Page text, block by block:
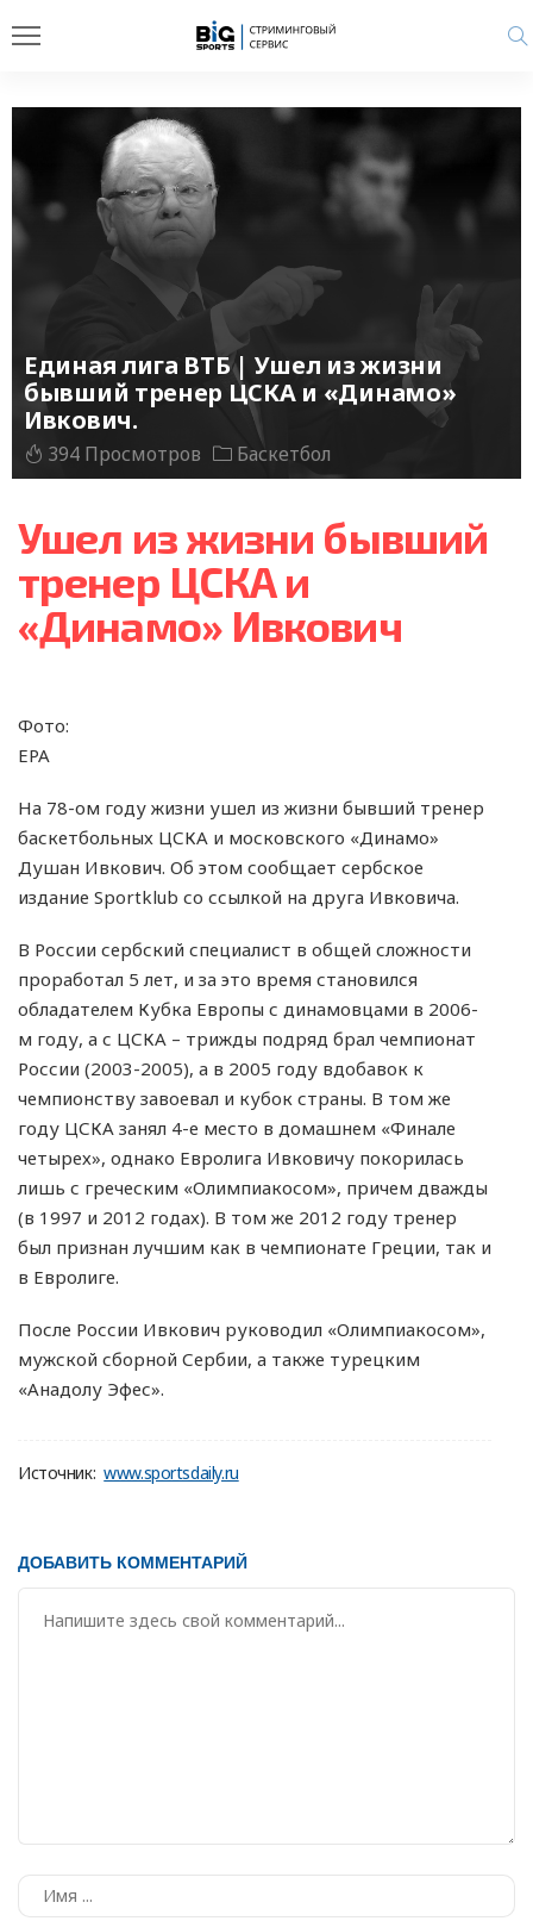
Единая лига ВТБ | Ушел из жизни
бывший тренер ЦСКА и «Динамо»
Ивкович.
394 Просмотров Баскетбол
Ушел из жизни бывший
тренер ЦСКА и
«Динамо» Ивкович
Фото:
EPA
На 78-ом году жизни ушел из жизни бывший тренер
баскетбольных ЦСКА и московского «Динамо»
Душан Ивкович. Об этом сообщает сербское
издание Sportklub со ссылкой на друга Ивковича.
В России сербский специалист в общей сложности
проработал 5 лет, и за это время становился
обладателем Кубка Европы с динамовцами в 2006-
м году, а с ЦСКА – трижды подряд брал чемпионат
России (2003-2005), а в 2005 году вдобавок к
чемпионству завоевал и кубок страны. В том же
году ЦСКА занял 4-е место в домашнем «Финале
четырех», однако Евролига Ивковичу покорилась
лишь с греческим «Олимпиакосом», причем дважды
(в 1997 и 2012 годах). В том же 2012 году тренер
был признан лучшим как в чемпионате Греции, так и
в Евролиге.
После России Ивкович руководил «Олимпиакосом»,
мужской сборной Сербии, а также турецким
«Анадолу Эфес».
Источник: www.sportsdaily.ru
ДОБАВИТЬ КОММЕНТАРИЙ